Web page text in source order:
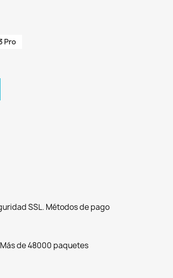
Pro
SSL. Métodos de pago
de 48000 paquetes